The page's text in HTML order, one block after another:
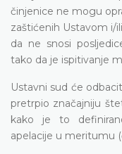
činjenice ne mogu
zaštićenih Ustavom i/
da ne snosi
tako da je ispitivanje
Ustavni sud će
pretrpio značajniju
kako je to
apelacije u meritumu